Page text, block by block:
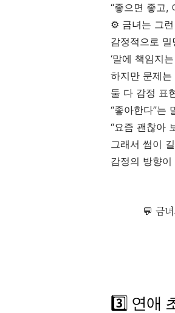
“좋으면 좋고,
⚙️ 금녀는 그
감정적으로
‘말에 책임지
하지만 문제
둘 다 감정 표
“좋아한다”는
“요즘 괜찮아
그래서 썸이
감정의 방향
💬 금
3️⃣ 연애